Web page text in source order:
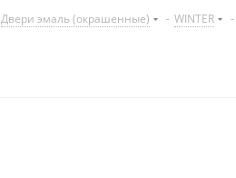
Двери эмаль (окрашенные) - WINTER -